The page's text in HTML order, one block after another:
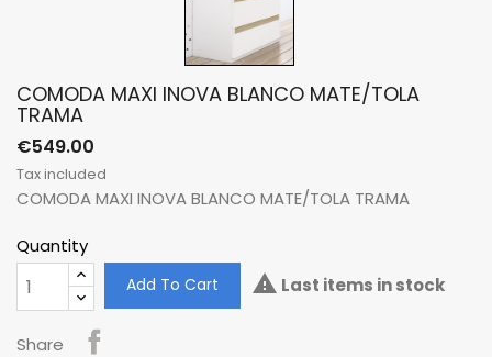
COMODA MAXI INOVA BLANCO MATE/TOLA
TRAMA
€549.00
Tax included
COMODA MAXI INOVA BLANCO MATE/TOLA TRAMA
Quantity
Add To Cart  Last items in stock
Share